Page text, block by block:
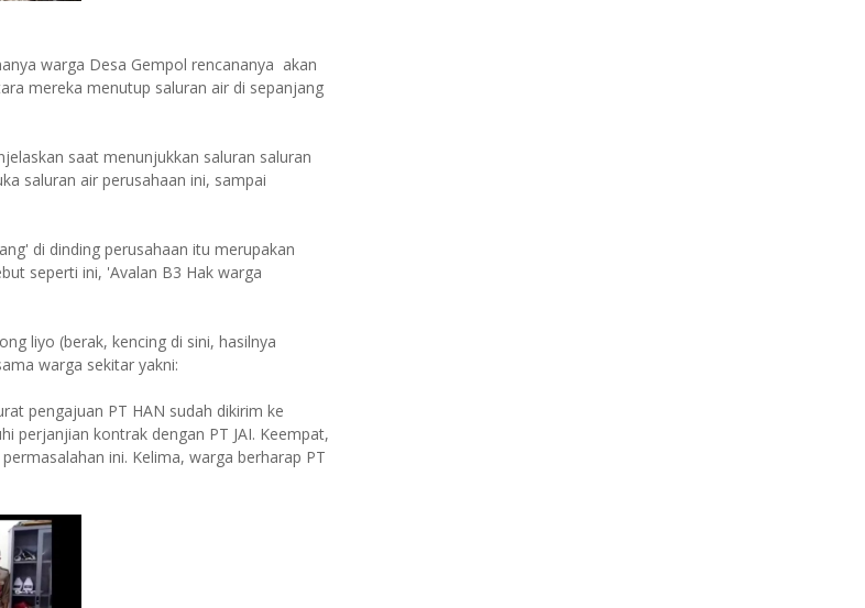
warga Desa Gempol rencananya akan
mereka menutup saluran air di sepanjang
saat menunjukkan saluran saluran
saluran air perusahaan ini, sampai
di dinding perusahaan itu merupakan
seperti ini, 'Avalan B3 Hak warga
liyo (berak, kencing di sini, hasilnya
warga sekitar yakni:
pengajuan PT HAN sudah dikirim ke
perjanjian kontrak dengan PT JAI. Keempat,
ini. Kelima, warga berharap PT